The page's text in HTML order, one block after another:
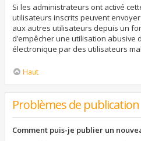
Si les administrateurs ont activé
utilisateurs inscrits peuvent
aux autres utilisateurs depuis un
d’empêcher une utilisation abusive
électronique par des utilisateurs
Haut
Problèmes de publication
Comment puis-je publier un